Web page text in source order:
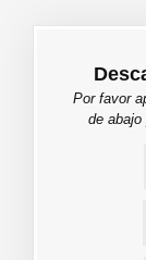
Por favor
de abajo